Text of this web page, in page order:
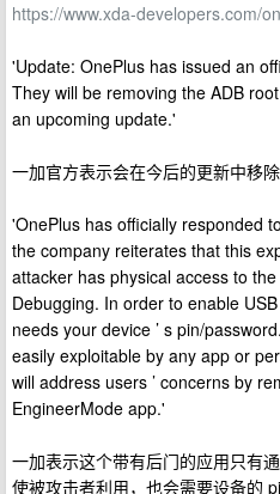
https://www.xda-developers.com/
'Update: OnePlus has issued an
They will be removing the ADB
an upcoming update.'
一加官方表示会在今后的更新中移除
'OnePlus has officially responded
the company reiterates that this
attacker has physical access to
Debugging. In order to enable
needs your device ’ s pin/
easily exploitable by any app or
will address users ’ concerns by
EngineerMode app.'
一加表示这个带有后门的应用只有
使被攻击者利用，也会需要设备的